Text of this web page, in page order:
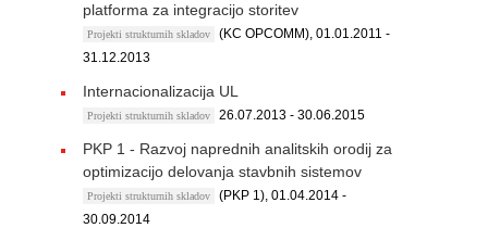
platforma za integracijo storitev
Projekti strukturnih skladov
(KC OPCOMM), 01.01.2011 -
31.12.2013
Internacionalizacija UL
Projekti strukturnih skladov 26.07.2013 - 30.06.2015
PKP 1 - Razvoj naprednih analitskih orodij za
optimizacijo delovanja stavbnih sistemov
Projekti strukturnih skladov
(PKP 1), 01.04.2014 -
30.09.2014